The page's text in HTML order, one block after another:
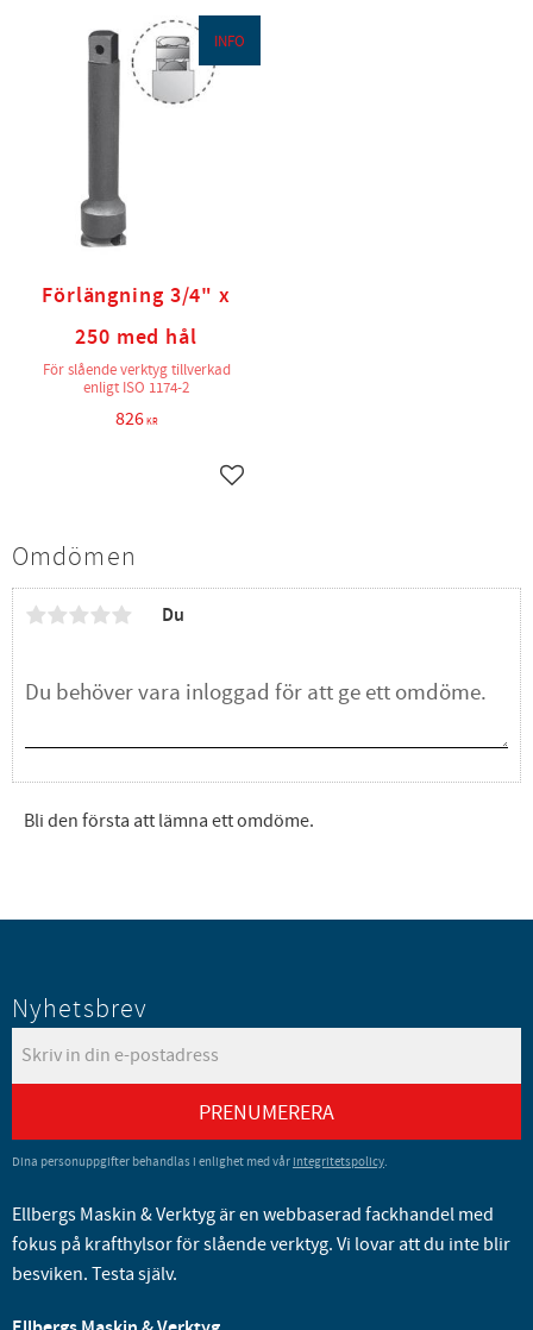
Omdömen
Du
Bli den första att lämna ett omdöme.
Förlängning 3/4" x
250 med hål
För slående verktyg tillverkad
enligt ISO 1174-2
826KR
Lägg till i favoriter
INFO
Nyhetsbrev
PRENUMERERA
Dina personuppgifter behandlas i enlighet med vår integritetspolicy.
Ellbergs Maskin & Verktyg är en webbaserad fackhandel med
fokus på krafthylsor för slående verktyg. Vi lovar att du inte blir
besviken. Testa själv.